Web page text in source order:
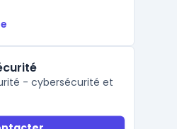
- cybersécurité et